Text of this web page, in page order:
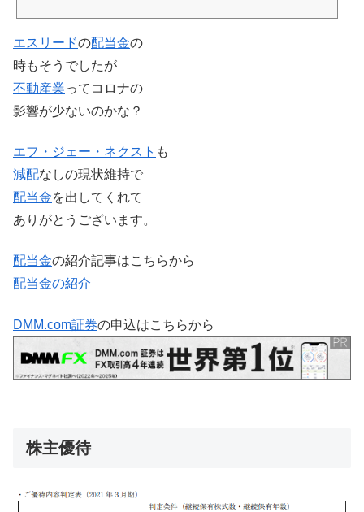
エスリードの配当金の
時もそうでしたが
不動産業ってコロナの
影響が少ないのかな？
エフ・ジェー・ネクスト も
減配なしの現状維持で
配当金を出してくれて
ありがとうございます。
配当金の紹介記事はこちらから
配当金の紹介
DMM.com証券の申込はこちらから
株主優待